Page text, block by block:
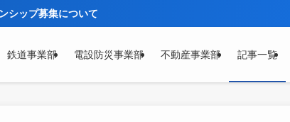
シップ募集について
鉄道事業部 電設防災事業部 不動産事業部 記事一覧